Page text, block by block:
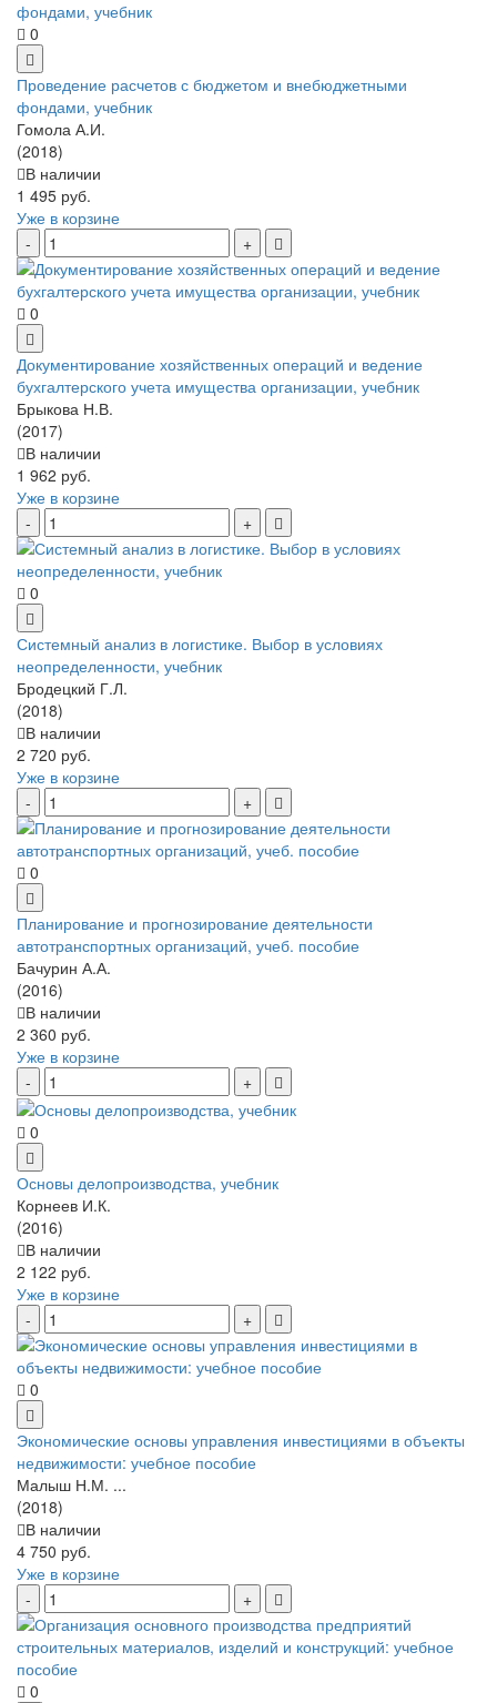
0
Проведение расчетов с бюджетом и внебюджетными
фондами, учебник
Гомола А.И.
(2018)
В наличии
1 495 руб.
Уже в корзине
0
Документирование хозяйственных операций и ведение
бухгалтерского учета имущества организации, учебник
Брыкова Н.В.
(2017)
В наличии
1 962 руб.
Уже в корзине
0
Системный анализ в логистике. Выбор в условиях
неопределенности, учебник
Бродецкий Г.Л.
(2018)
В наличии
2 720 руб.
Уже в корзине
0
Планирование и прогнозирование деятельности
автотранспортных организаций, учеб. пособие
Бачурин А.А.
(2016)
В наличии
2 360 руб.
Уже в корзине
0
Основы делопроизводства, учебник
Корнеев И.К.
(2016)
В наличии
2 122 руб.
Уже в корзине
0
Экономические основы управления инвестициями в объекты
недвижимости: учебное пособие
Малыш Н.М. ...
(2018)
В наличии
4 750 руб.
Уже в корзине
0